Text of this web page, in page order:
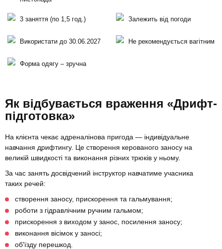
3 заняття (по 1,5 год.) Залежить від погоди
Використати до 30.06.2027 Не рекомендується вагітним
Форма одягу – зручна
Як відбувається враження «Дрифт-
підготовка»
На клієнта чекає адреналінова пригода — індивідуальне
навчання дрифтингу. Це створення керованого заносу на
великій швидкості та виконання різних трюків у ньому.
За час занять досвідчений інструктор навчатиме учасника
таких речей:
створення заносу, прискорення та гальмування;
роботи з гідравлічним ручним гальмом;
прискорення з виходом у занос, посилення заносу;
виконання вісімок у заносі;
об'їзду перешкод.